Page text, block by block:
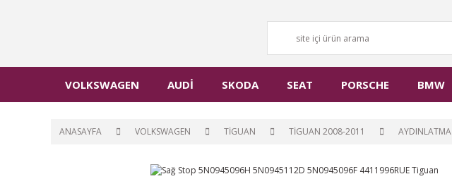
VOLKSWAGEN AUDİ SKODA SEAT PORSCHE BMW
ANASAYFA VOLKSWAGEN TİGUAN TİGUAN 2008-2011 AYDINLATMA